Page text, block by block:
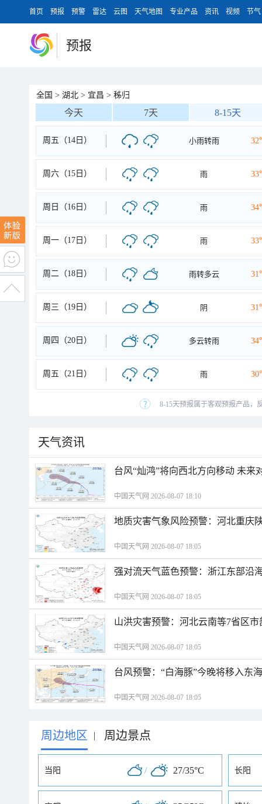
首页 预报 预警 雷达 云图 天气地图 专业产品 资讯 视频 节气
预报
全国 > 湖北 > 宜昌 > 秭归
今天 7天 8-15天
周五（14日） 小雨转雨
周六（15日） 雨
周日（16日） 雨
周一（17日） 雨
周二（18日） 雨转多云
周三（19日） 阴
周四（20日） 多云转雨
周五（21日） 雨
8-15天预报属于客观预报产品，
天气资讯
台风“灿鸿”将向西北方向移动 未来
中国天气网 2026-08-07 18:10
地质灾害气象风险预警：河北重庆
中国天气网 2026-08-07 18:05
强对流天气蓝色预警：浙江东部沿
中国天气网 2026-08-07 18:05
山洪灾害预警：河北云南等7省区
中国天气网 2026-08-07 18:05
台风预警：“白海豚”今晚将移入东
中国天气网 2026-08-07 18:05
周边地区 | 周边景点
当阳 / 27/35°C 长阳